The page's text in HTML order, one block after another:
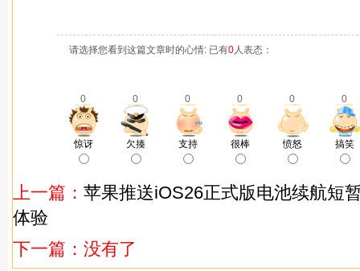
请选择您看到这篇文章时的心情: 已有0 人表态：
0 0 0 0 0 0
惊讶 欠揍 支持 很棒 愤怒 搞笑
上一篇： 苹果推送iOS26正式版电池续航短
体验
下一篇：没有了